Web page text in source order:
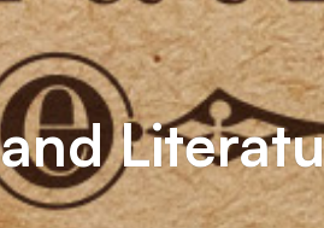
Konieczne
Te pliki cookie
nie są
opcjonalne. Są
one potrzebne